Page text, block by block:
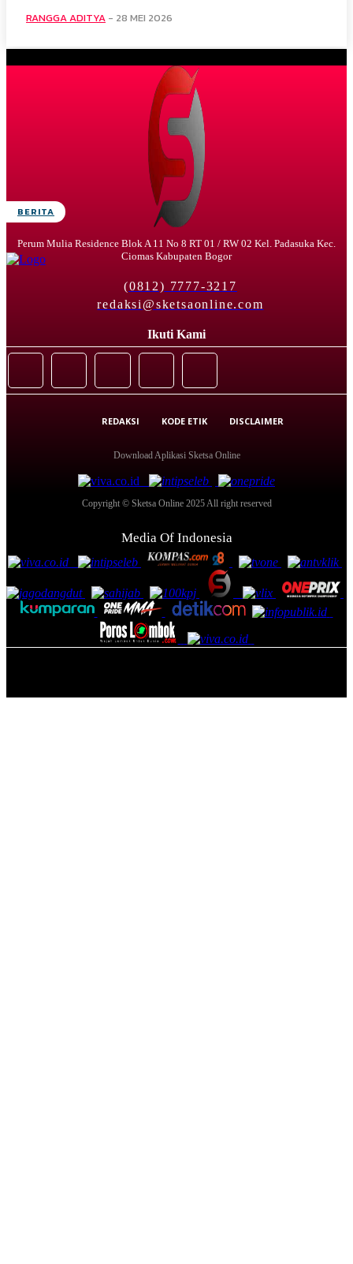
BERITA
RANGGA ADITYA - 28 MEI 2026
Perum Mulia Residence Blok A 11 No 8 RT 01 / RW 02 Kel. Padasuka Kec.
Ciomas Kabupaten Bogor
(0812) 7777-3217
redaksi@sketsaonline.com
Ikuti Kami
REDAKSI KODE ETIK DISCLAIMER
Download Aplikasi Sketsa Online
Copyright © Sketsa Online 2025 All right reserved
Media Of Indonesia